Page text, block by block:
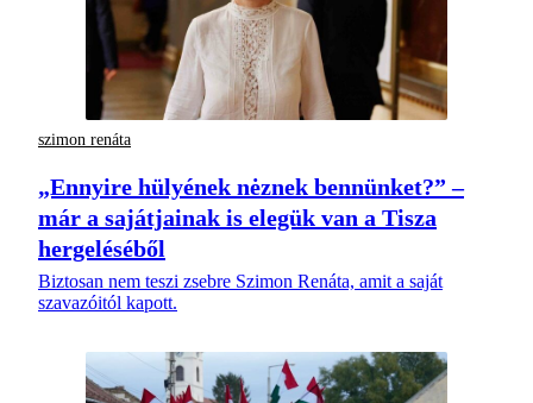
szimon renáta
„Ennyire hülyének nėznek bennünket?” –
már a sajátjainak is elegük van a Tisza
hergeléséből
Biztosan nem teszi zsebre Szimon Renáta, amit a saját
szavazóitól kapott.